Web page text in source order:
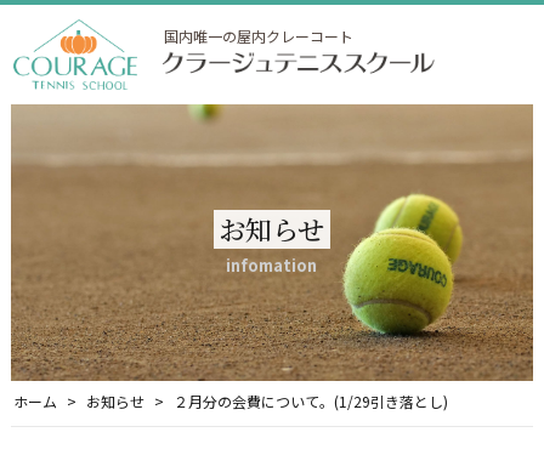
国内唯一の屋内クレーコート
お知らせ
infomation
ホーム お知らせ ２月分の会費について。(1/29引き落とし)